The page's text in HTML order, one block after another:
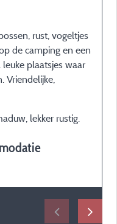
rust, vogeltjes
de camping en een
plaatsjes waar
Vriendelijke,
lekker rustig.